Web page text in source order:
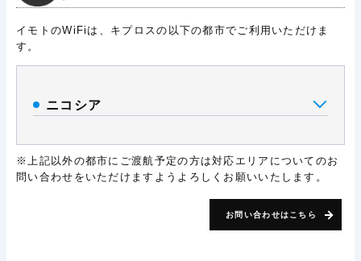
イモトのWiFiは、キプロスの以下の都市でご利用いただけま
す。
ニコシア
※上記以外の都市にご渡航予定の方は対応エリアについてのお
問い合わせをいただけますようよろしくお願いいたします。
お問い合わせはこちら